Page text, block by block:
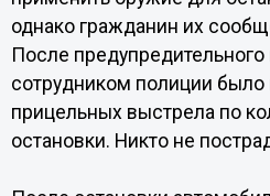
однако гражданин их
После
сотрудником полиции
прицельных выстрела по
остановки. Никто не